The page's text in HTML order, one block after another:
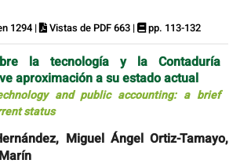
1294 | Vistas de PDF 663 | pp. 113-132
la tecnología y la Contaduría
aproximación a su estado actual
and public accounting: a brief
status
Miguel Ángel Ortiz-Tamayo,